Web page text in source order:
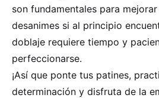
son fundamentales para
desanimes si al principio
doblaje requiere tiempo y
perfeccionarse.
¡Así que ponte tus patines,
determinación y disfruta de la